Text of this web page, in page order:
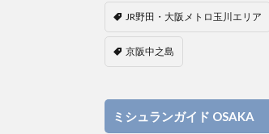
JR野田・大阪メトロ玉川エリア
京阪中之島
ミシュランガイド OSAKA